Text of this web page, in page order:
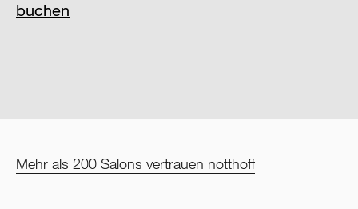
buchen
Mehr als 200 Salons vertrauen notthoff